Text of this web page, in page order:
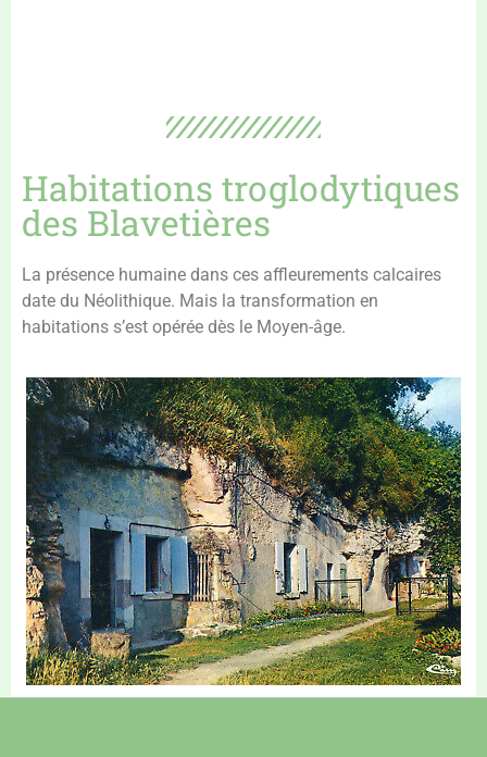
Habitations troglodytiques
des Blavetières
La présence humaine dans ces affleurements calcaires
date du Néolithique. Mais la transformation en
habitations s’est opérée dès le Moyen-âge.